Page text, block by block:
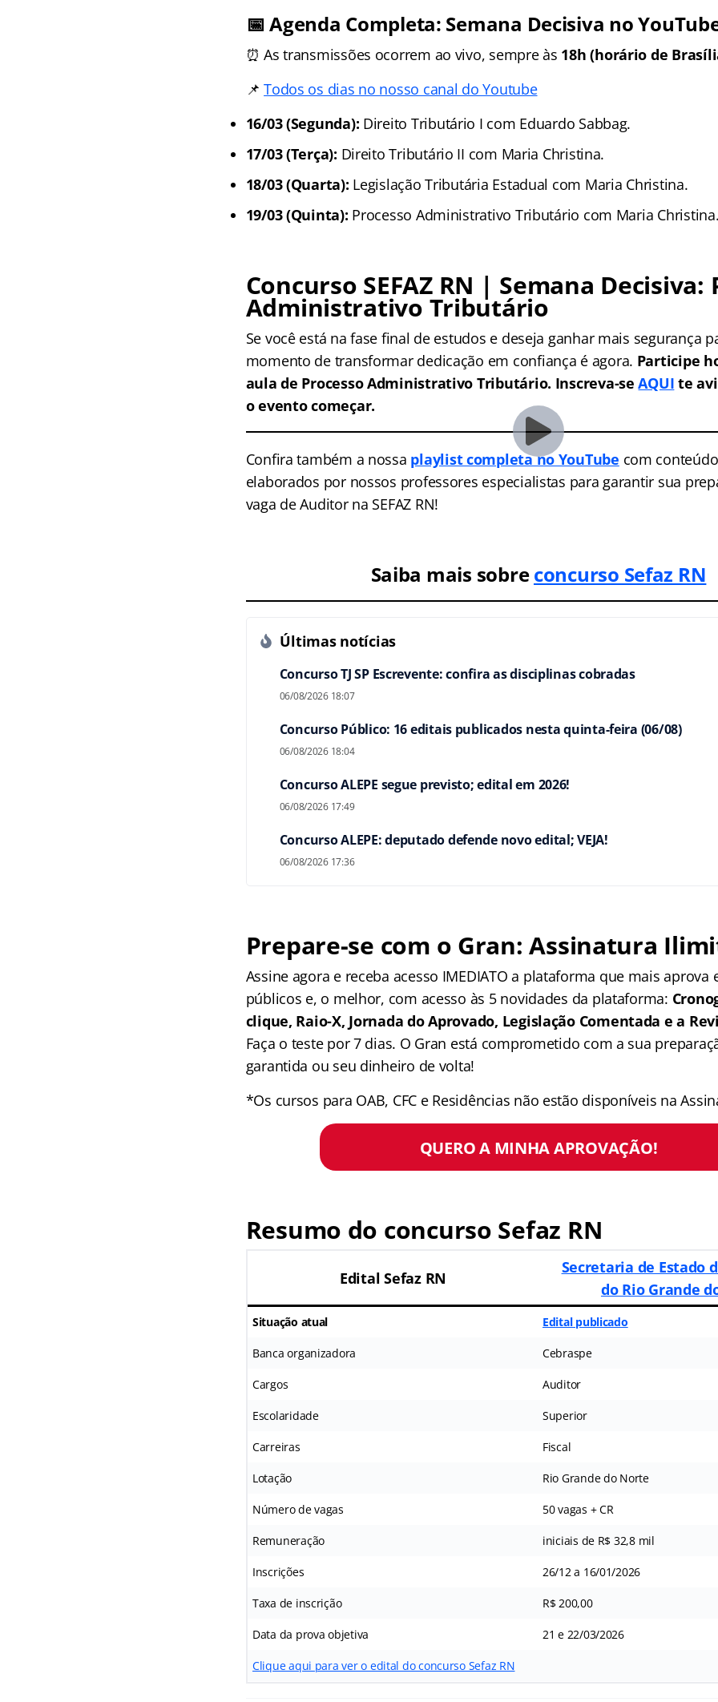
📅 Agenda Completa: Semana Decisiva no
⏰ As transmissões ocorrem ao vivo, sempre às 18h (horário de
📌Todos os dias no nosso canal do Youtube
16/03 (Segunda): Direito Tributário I com Eduardo Sabbag.
17/03 (Terça): Direito Tributário II com Maria Christina.
18/03 (Quarta): Legislação Tributária Estadual com Maria Christina.
19/03 (Quinta): Processo Administrativo Tributário com Maria Christina.
Concurso SEFAZ RN | Semana Decisiva:
Administrativo Tributário
Se você está na fase final de estudos e deseja ganhar mais segurança
momento de transformar dedicação em confiança é agora. Participe
aula de Processo Administrativo Tributário. Inscreva-seAQUI te
o evento começar.
Confira também a nossa playlist completa no YouTube com
elaborados por nossos professores especialistas para garantir sua
vaga de Auditor na SEFAZ RN!
Saiba mais sobreconcurso Sefaz RN
Últimas notícias
Concurso TJ SP Escrevente: confira as disciplinas cobradas
06/08/2026 18:07
Concurso Público: 16 editais publicados nesta quinta-feira (06/08)
06/08/2026 18:04
Concurso ALEPE segue previsto; edital em 2026!
06/08/2026 17:49
Concurso ALEPE: deputado defende novo edital; VEJA!
06/08/2026 17:36
Prepare-se com o Gran: Assinatura
Assine agora e receba acesso IMEDIATO a plataforma que mais aprova
públicos e, o melhor, com acesso às 5 novidades da plataforma:
clique, Raio-X, Jornada do Aprovado, Legislação Comentada e a
Faça o teste por 7 dias. O Gran está comprometido com a sua
garantida ou seu dinheiro de volta!
*Os cursos para OAB, CFC e Residências não estão disponíveis na
QUERO A MINHA APROVAÇÃO!
Resumo do concurso Sefaz RN
EditalSefaz RN
Secretaria de Estado
do Rio Grande
Situação atual Edital publicado
Banca organizadora Cebraspe
Cargos Auditor
Escolaridade Superior
Carreiras Fiscal
Lotação Rio Grande do Norte
Número de vagas 50 vagas + CR
Remuneração iniciais de R$ 32,8 mil
Inscrições 26/12 a 16/01/2026
Taxa de inscrição R$ 200,00
Data da prova objetiva 21 e 22/03/2026
Clique aqui para ver o edital do concurso Sefaz RN